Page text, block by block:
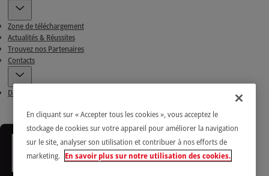
Zone de téléchargement
Actualités & Réussites
Trouvez nos Partenaires
Contacts
Ditec e-shop
En cliquant sur « Accepter tous les cookies », vous acceptez le
stockage de cookies sur votre appareil pour améliorer la navigation
sur le site, analyser son utilisation et contribuer à nos efforts de
marketing. En savoir plus sur notre utilisation des cookies.